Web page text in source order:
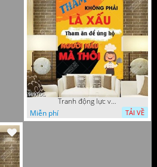
Tranh động lực về đam mê ăn uống
Miễn phí
TẢI VỀ